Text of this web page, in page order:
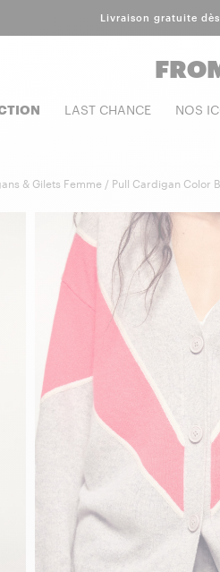
Livraison gratuite
LAST CHANCE NOS
& Gilets Femme / Pull Cardigan Color